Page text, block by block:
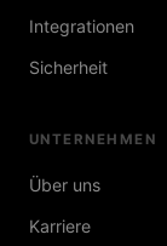
Integrationen
Sicherheit
UNTERNEHMEN
Über uns
Karriere